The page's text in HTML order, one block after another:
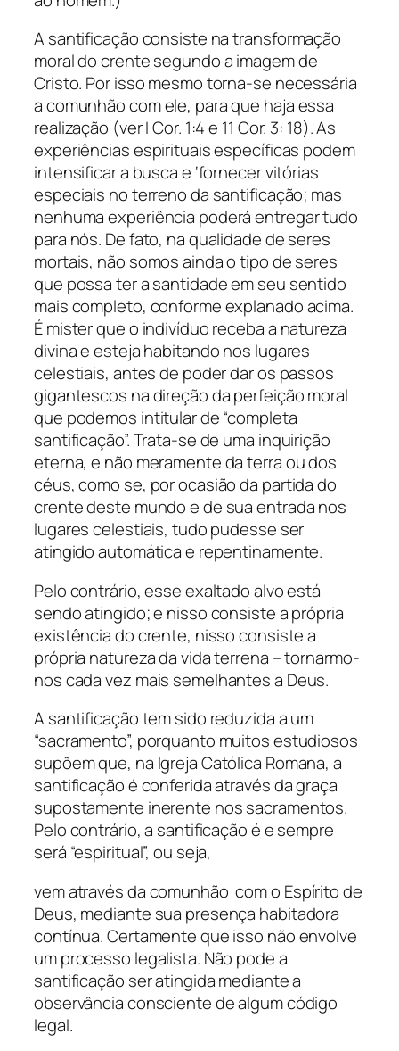
A santificação consiste natransformação
moraldo crente segundo a imagem de
Cristo. Por isso mesmo torna-se necessária
a comunhão com ele, para que haja essa
realização (ver I Cor. 1:4 e 11 Cor. 3: 18). As
experiências espirituais específicas podem
intensificar a busca e ‘fornecer vitórias
especiais no terreno da santificação; mas
nenhuma experiência poderá entregar tudo
para nós. De fato, na qualidade de seres
mortais, não somos ainda o tipo de seres
que possa ter a santidade em seu sentido
mais completo, conforme explanado acima.
É mister que o indivíduo receba a natureza
divina e esteja habitando nos lugares
celestiais, antes de poder dar os passos
gigantescos na direção da perfeição moral
que podemos intitular de “completa
santificação”. Trata-se de uma inquirição
eterna, e não meramente da terra ou dos
céus, como se, por ocasião da partida do
crente deste mundo e de sua entrada nos
lugares celestiais, tudo pudesse ser
atingido automática e repentinamente.
Pelo contrário, esse exaltado alvo está
sendo atingido; e nisso consiste a própria
existência do crente, nisso consiste a
própria natureza da vida terrena – tornarmo-
nos cada vez mais semelhantes a Deus.
A santificação tem sido reduzida a um
“sacramento”, porquanto muitos estudiosos
supõem que, na Igreja Católica Romana, a
santificação é conferida através da graça
supostamente inerente nos sacramentos.
Pelo contrário, a santificação é e sempre
será “espiritual”, ou seja,
vem através da comunhão com o Espírito de
Deus, mediante sua presença habitadora
contínua. Certamente que isso não envolve
um processo legalista. Não pode a
santificação ser atingida mediante a
observância consciente de algum código
legal.